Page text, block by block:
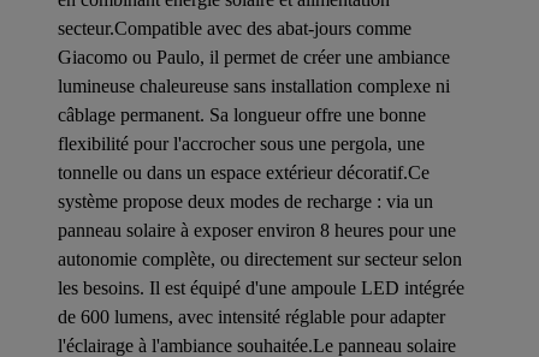
secteur.Compatible avec des abat-jours comme
Giacomo ou Paulo, il permet de créer une ambiance
lumineuse chaleureuse sans installation complexe ni
câblage permanent. Sa longueur offre une bonne
flexibilité pour l'accrocher sous une pergola, une
tonnelle ou dans un espace extérieur décoratif.Ce
système propose deux modes de recharge : via un
panneau solaire à exposer environ 8 heures pour une
autonomie complète, ou directement sur secteur selon
les besoins. Il est équipé d'une ampoule LED intégrée
de 600 lumens, avec intensité réglable pour adapter
l'éclairage à l'ambiance souhaitée.Le panneau solaire